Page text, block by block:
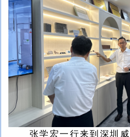
张学宏一行来到深圳